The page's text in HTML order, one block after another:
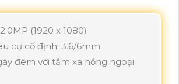
(1920 x 1080)
cự cố định: 3.6/6mm
đêm với tầm xa hồng ngoại